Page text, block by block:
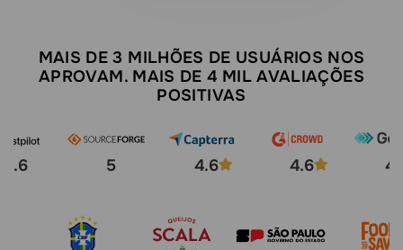
MAIS DE 3 MILHÕES DE USUÁRIOS NOS
APROVAM. MAIS DE 4 MIL AVALIAÇÕES
POSITIVAS
4.6 5 4.6 4.6